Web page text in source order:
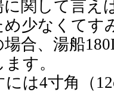
に関して言え
少なくてす
合、湯船
す。
は4寸角（